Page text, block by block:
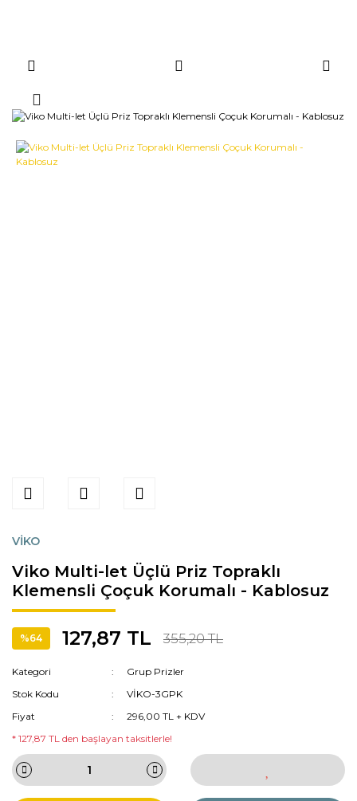
VİKO
Viko Multi-let Üçlü Priz Topraklı
Klemensli Çoçuk Korumalı - Kablosuz
%64 127,87 TL 355,20 TL
Kategori
Grup Prizler
Stok Kodu
VİKO-3GPK
Fiyat
296,00 TL + KDV
* 127,87 TL den başlayan taksitlerle!